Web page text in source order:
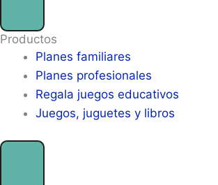
Productos
Planes familiares
Planes profesionales
Regala juegos educativos
Juegos, juguetes y libros